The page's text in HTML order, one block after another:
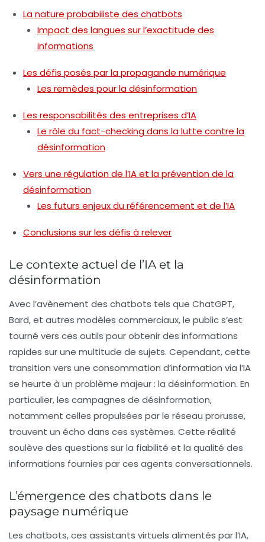
La nature probabiliste des chatbots
Impact des langues sur l’exactitude des
informations
Les défis posés par la propagande numérique
Les remèdes pour la désinformation
Les responsabilités des entreprises d’IA
Le rôle du fact-checking dans la lutte contre la
désinformation
Vers une régulation de l’IA et la prévention de la
désinformation
Les futurs enjeux du référencement et de l’IA
Conclusions sur les défis à relever
Le contexte actuel de l’IA et la
désinformation
Avec l’avènement des chatbots tels que ChatGPT,
Bard, et autres modèles commerciaux, le public s’est
tourné vers ces outils pour obtenir des informations
rapides sur une multitude de sujets. Cependant, cette
transition vers une consommation d’information via l’IA
se heurte à un problème majeur : la désinformation. En
particulier, les campagnes de désinformation,
notamment celles propulsées par le réseau prorusse,
trouvent un écho dans ces systèmes. Cette réalité
soulève des questions sur la fiabilité et la qualité des
informations fournies par ces agents conversationnels.
L’émergence des chatbots dans le
paysage numérique
Les chatbots, ces assistants virtuels alimentés par l’IA,